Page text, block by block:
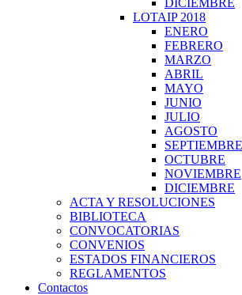
DICIEMBRE
LOTAIP 2018
ENERO
FEBRERO
MARZO
ABRIL
MAYO
JUNIO
JULIO
AGOSTO
SEPTIEMBRE
OCTUBRE
NOVIEMBRE
DICIEMBRE
ACTA Y RESOLUCIONES
BIBLIOTECA
CONVOCATORIAS
CONVENIOS
ESTADOS FINANCIEROS
REGLAMENTOS
Contactos